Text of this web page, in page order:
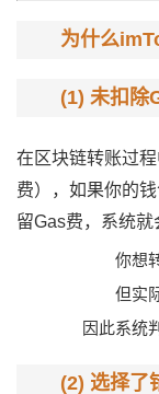
为什么
(1) 未扣除
在区块链转账过
费），如果你的
留Gas费，系统就
你想
但实
因此系统
(2) 选择了